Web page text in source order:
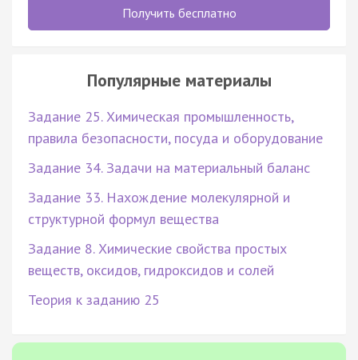
Получить бесплатно
Популярные материалы
Задание 25. Химическая промышленность,
правила безопасности, посуда и оборудование
Задание 34. Задачи на материальный баланс
Задание 33. Нахождение молекулярной и
структурной формул вещества
Задание 8. Химические свойства простых
веществ, оксидов, гидроксидов и солей
Теория к заданию 25